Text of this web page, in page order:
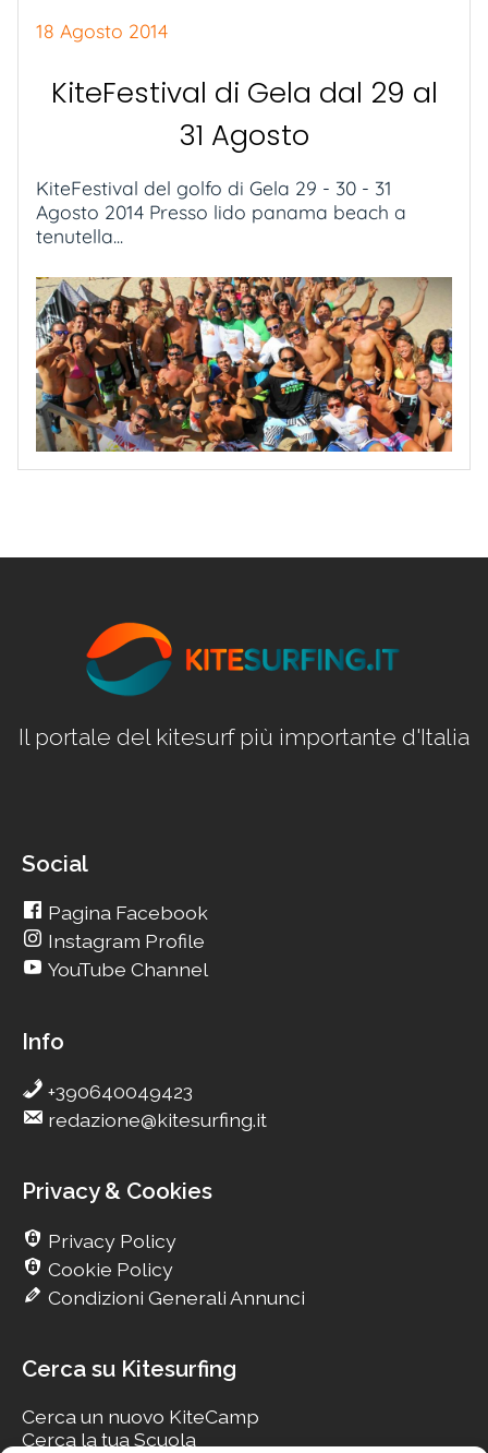
18 Agosto 2014
KiteFestival di Gela dal 29 al
31 Agosto
KiteFestival del golfo di Gela 29 - 30 - 31
Agosto 2014 Presso lido panama beach a
tenutella...
Il portale del kitesurf più importante d'Italia
Social
Pagina Facebook
Instagram Profile
YouTube Channel
Info
+390640049423
redazione@kitesurfing.it
Privacy & Cookies
Privacy Policy
Cookie Policy
Condizioni Generali Annunci
Cerca su Kitesurfing
Cerca un nuovo KiteCamp
Cerca la tua Scuola